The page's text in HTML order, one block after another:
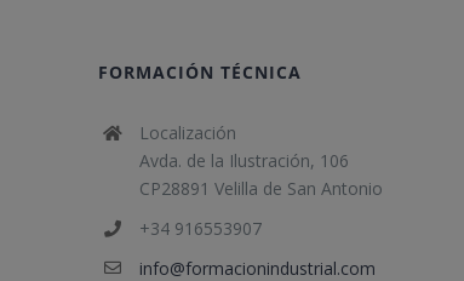
FORMACIÓN TÉCNICA
Localización
Avda. de la Ilustración, 106
CP28891 Velilla de San Antonio
+34 916553907
info@formacionindustrial.com